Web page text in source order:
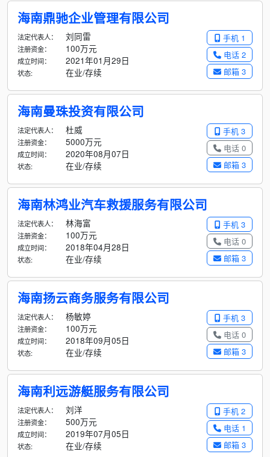
海南鼎驰企业管理有限公司
手机 1
电话 2
邮箱 3
法定代表人： 刘同雷
注册资金： 100万元
成立时间： 2021年01月29日
状态: 在业/存续
海南曼珠投资有限公司
手机 3
电话 0
邮箱 3
法定代表人： 杜威
注册资金： 5000万元
成立时间： 2020年08月07日
状态: 在业/存续
海南林鸿业汽车救援服务有限公司
手机 3
电话 0
邮箱 3
法定代表人： 林海富
注册资金： 100万元
成立时间： 2018年04月28日
状态: 在业/存续
海南扬云商务服务有限公司
手机 3
电话 0
邮箱 3
法定代表人： 杨敏婷
注册资金： 100万元
成立时间： 2018年09月05日
状态: 在业/存续
海南利远游艇服务有限公司
手机 2
电话 1
邮箱 3
法定代表人： 刘洋
注册资金： 500万元
成立时间： 2019年07月05日
状态: 在业/存续